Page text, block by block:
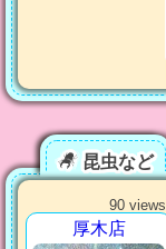
昆虫など
90 views
厚木店